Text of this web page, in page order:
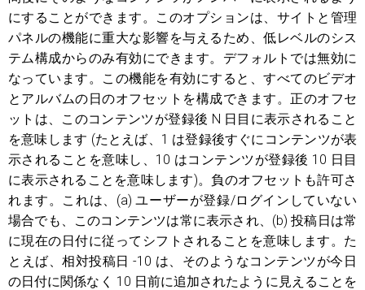
にすることができます。このオプションは、サイトと管理
パネルの機能に重大な影響を与えるため、低レベルのシス
テム構成からのみ有効にできます。デフォルトでは無効に
なっています。この機能を有効にすると、すべてのビデオ
とアルバムの日のオフセットを構成できます。正のオフセ
ットは、このコンテンツが登録後 N 日目に表示されること
を意味します (たとえば、1 は登録後すぐにコンテンツが表
示されることを意味し、10 はコンテンツが登録後 10 日目
に表示されることを意味します)。負のオフセットも許可さ
れます。これは、(a) ユーザーが登録/ログインしていない
場合でも、このコンテンツは常に表示され、(b) 投稿日は常
に現在の日付に従ってシフトされることを意味します。た
とえば、相対投稿日 -10 は、そのようなコンテンツが今日
の日付に関係なく 10 日前に追加されたように見えることを